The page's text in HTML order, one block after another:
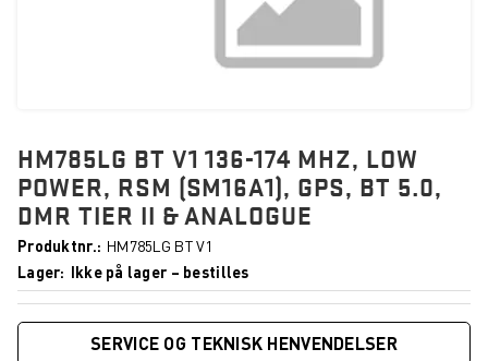
HM785LG BT V1 136-174 MHZ, LOW
POWER, RSM (SM16A1), GPS, BT 5.0,
DMR TIER II & ANALOGUE
Produktnr.
HM785LG BT V1
Lager
Ikke på lager – bestilles
SERVICE OG TEKNISK HENVENDELSER